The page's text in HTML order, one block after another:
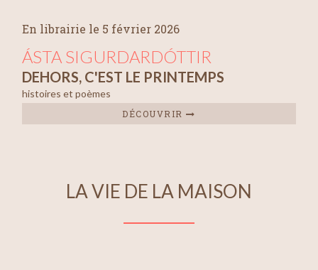
En librairie le 5 février 2026
ÁSTA SIGURDARDÓTTIR
DEHORS, C'EST LE PRINTEMPS
histoires et poèmes
DÉCOUVRIR
LA VIE DE LA MAISON